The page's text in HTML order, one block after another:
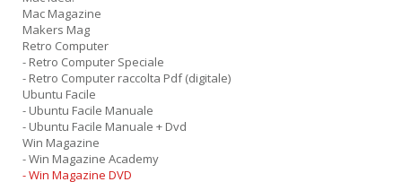
Mac Magazine
Makers Mag
Retro Computer
- Retro Computer Speciale
- Retro Computer raccolta Pdf (digitale)
Ubuntu Facile
- Ubuntu Facile Manuale
- Ubuntu Facile Manuale + Dvd
Win Magazine
- Win Magazine Academy
- Win Magazine DVD